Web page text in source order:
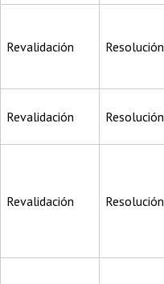
Revalidación Resolución
Revalidación Resolución
Revalidación Resolución